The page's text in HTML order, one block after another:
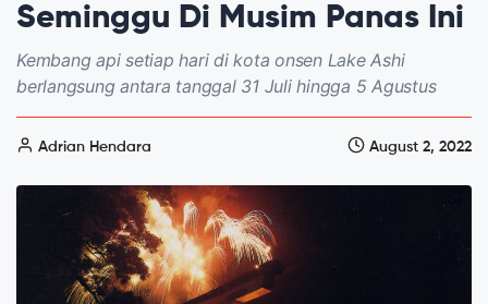
Seminggu Di Musim Panas Ini
Kembang api setiap hari di kota onsen Lake Ashi
berlangsung antara tanggal 31 Juli hingga 5 Agustus
Adrian Hendara August 2, 2022